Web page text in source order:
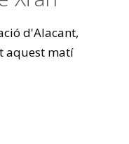
d'Alacant,
aquest matí